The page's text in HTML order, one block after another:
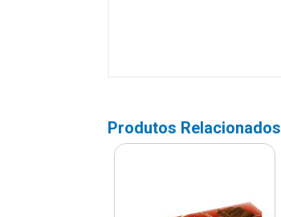
Produtos Relacionados